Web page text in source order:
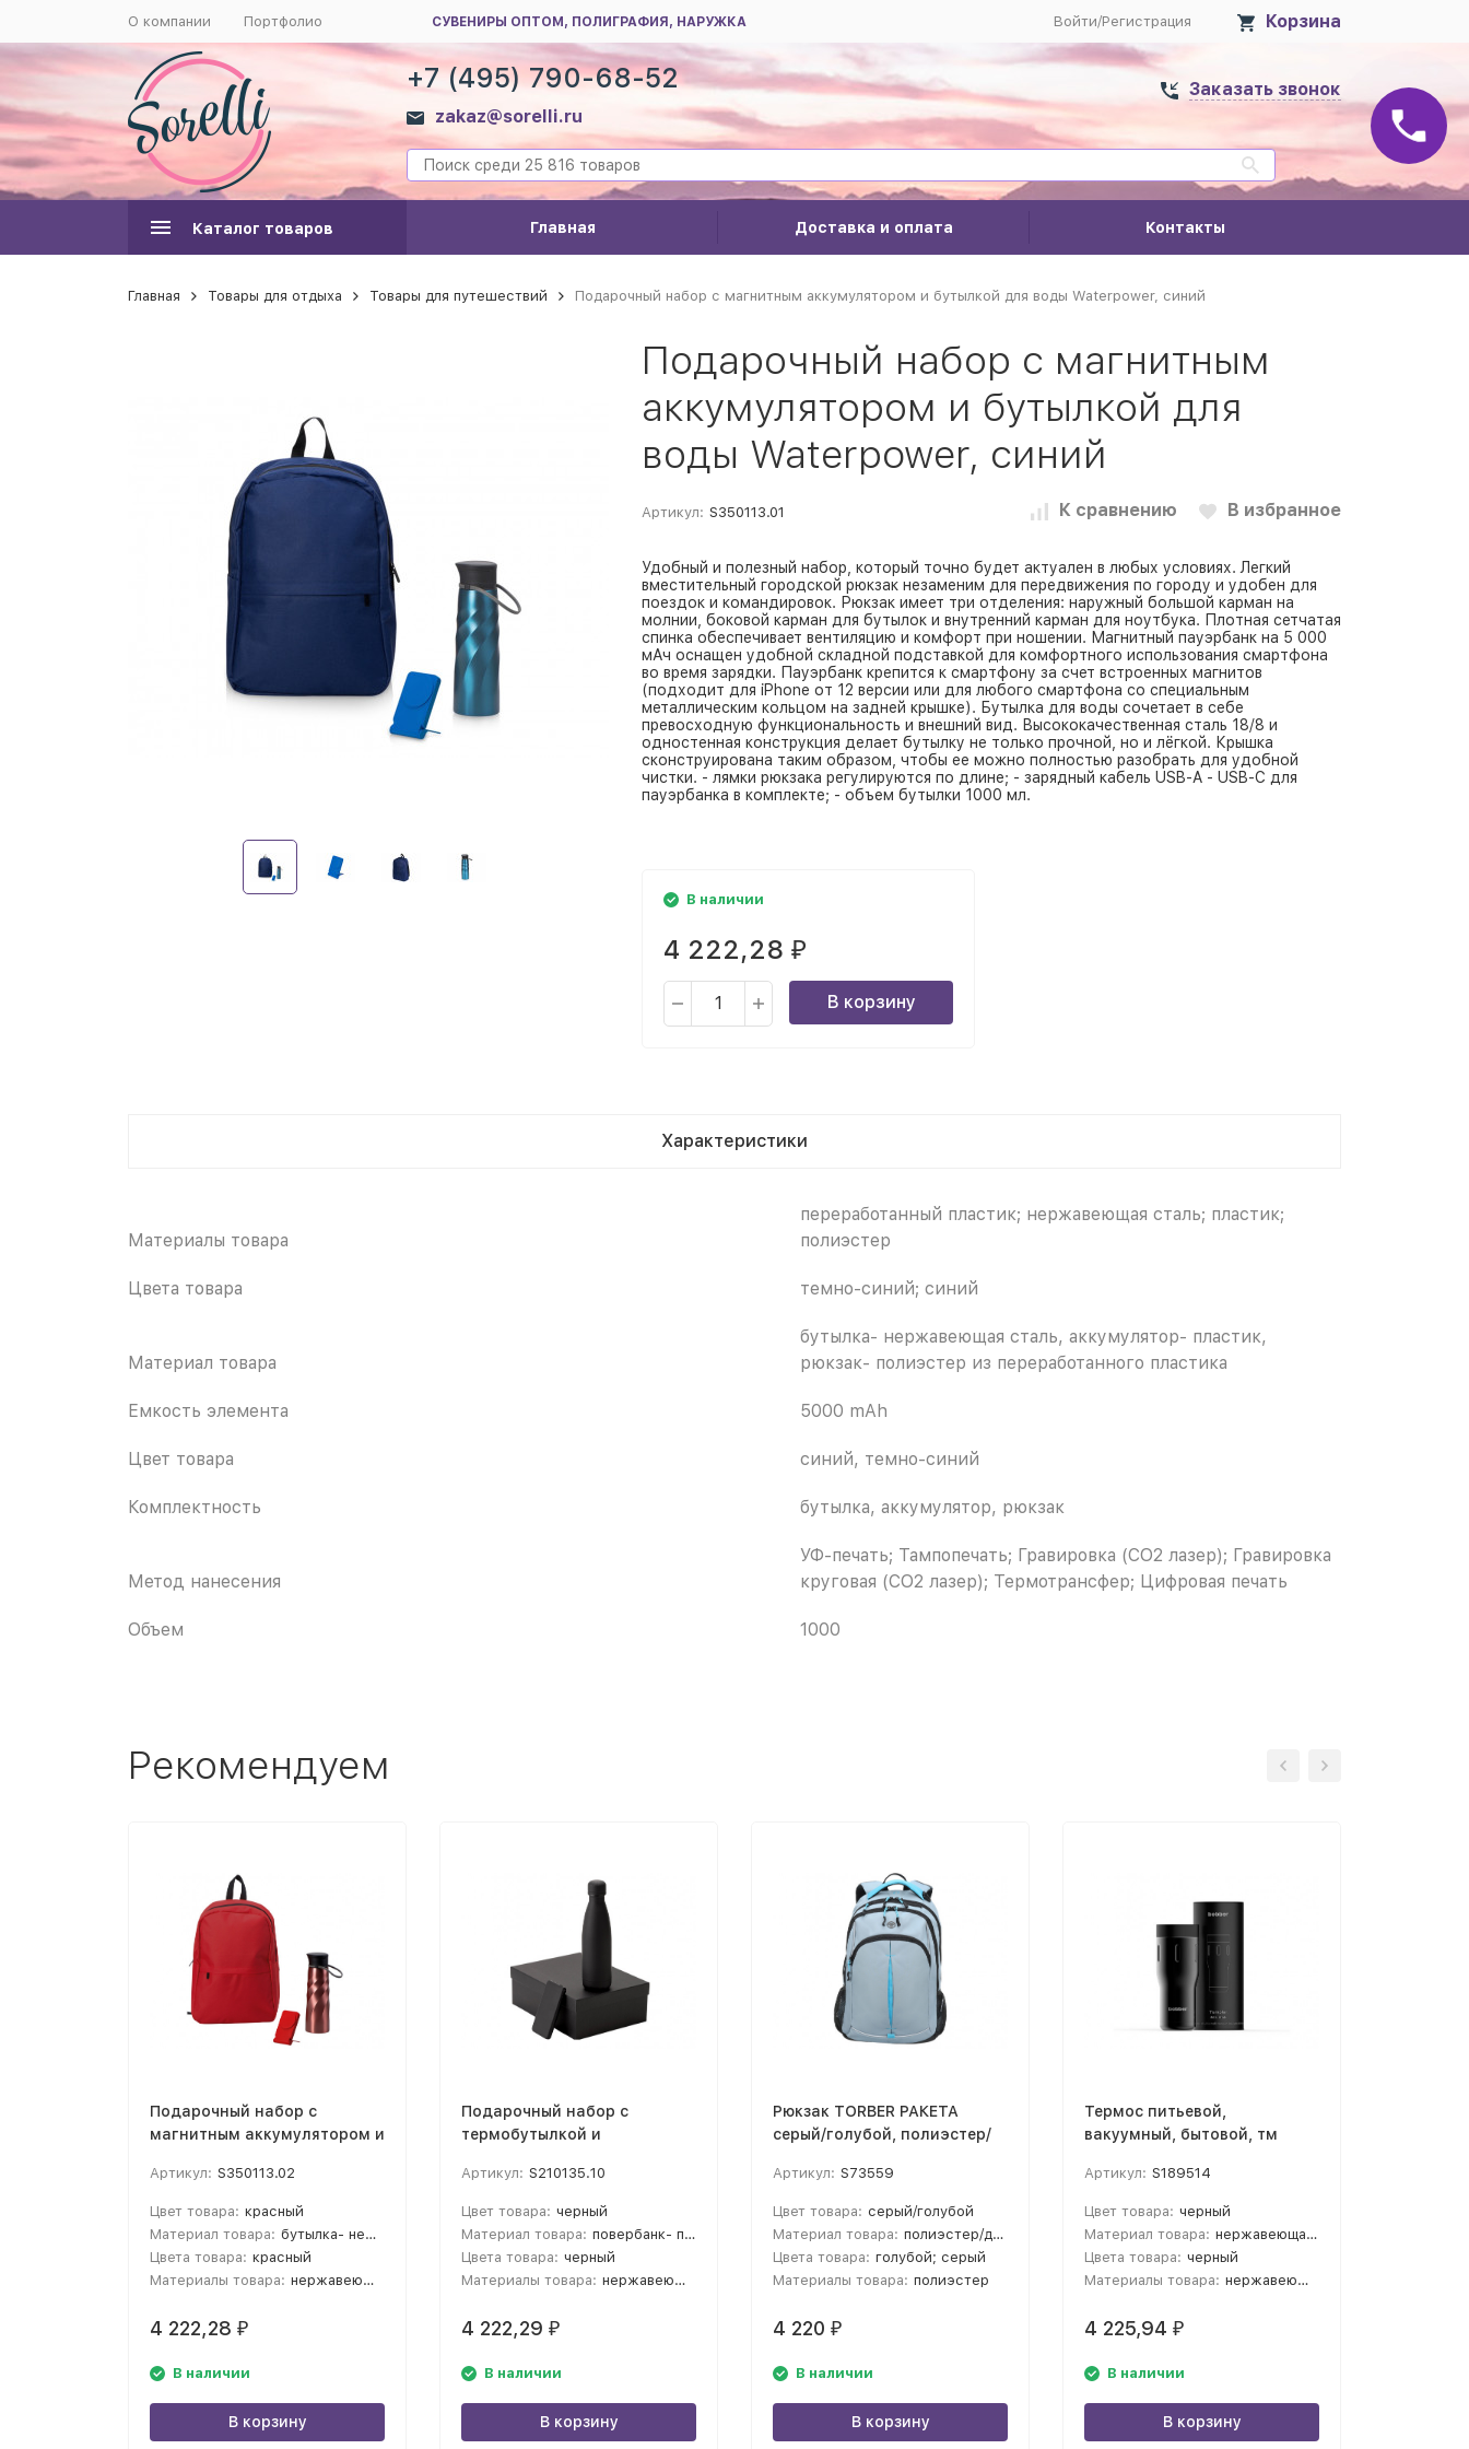
О компании Портфолио СУВЕНИРЫ ОПТОМ, ПОЛИГРАФИЯ, НАРУЖКА Войти/Регистрация Корзина
+7 (495) 790-68-52
zakaz@sorelli.ru
Заказать звонок
Каталог товаров Главная Доставка и оплата Контакты
Главная Товары для отдыха Товары для путешествий Подарочный набор с магнитным аккумулятором и бутылкой для воды Waterpower, синий
Подарочный набор с магнитным
аккумулятором и бутылкой для
воды Waterpower, синий
Артикул: S350113.01 К сравнению В избранное
Удобный и полезный набор, который точно будет актуален в любых условиях. Легкий
вместительный городской рюкзак незаменим для передвижения по городу и удобен для
поездок и командировок. Рюкзак имеет три отделения: наружный большой карман на
молнии, боковой карман для бутылок и внутренний карман для ноутбука. Плотная сетчатая
спинка обеспечивает вентиляцию и комфорт при ношении. Магнитный пауэрбанк на 5 000
мАч оснащен удобной складной подставкой для комфортного использования смартфона
во время зарядки. Пауэрбанк крепится к смартфону за счет встроенных магнитов
(подходит для iPhone от 12 версии или для любого смартфона со специальным
металлическим кольцом на задней крышке). Бутылка для воды сочетает в себе
превосходную функциональность и внешний вид. Высококачественная сталь 18/8 и
одностенная конструкция делает бутылку не только прочной, но и лёгкой. Крышка
сконструирована таким образом, чтобы ее можно полностью разобрать для удобной
чистки. - лямки рюкзака регулируются по длине; - зарядный кабель USB-A - USB-C для
пауэрбанка в комплекте; - объем бутылки 1000 мл.
В наличии
4 222,28 ₽
В корзину
Характеристики
Материалы товара
переработанный пластик; нержавеющая cталь; пластик;
полиэстер
Цвета товара темно-синий; синий
Материал товара
бутылка- нержавеющая cталь, аккумулятор- пластик,
рюкзак- полиэстер из переработанного пластика
Емкость элемента 5000 mAh
Цвет товара синий, темно-синий
Комплектность бутылка, аккумулятор, рюкзак
Метод нанесения
УФ-печать; Тампопечать; Гравировка (CO2 лазер); Гравировка
круговая (CO2 лазер); Термотрансфер; Цифровая печать
Объем 1000
Рекомендуем
Подарочный набор с
магнитным аккумулятором и
Waterpower, красный
Артикул: S350113.02
Цвет товара: красный
Материал товара: бутылка- нержавеющая cталь, аккумулятор- пластик, рюкзак- полиэстер из переработанного пластика
Цвета товара: красный
Материалы товара: нержавеющая cталь; переработанный пластик; полиэстер; пластик
4 222,28 ₽
В наличии
В корзину
Подарочный набор с
термобутылкой и
Артикул: S210135.10
Цвет товара: черный
Материал товара: повербанк- пластик с покрытием софт-тач, термобутылка- нержавеющая cталь с покрытием софт-тач
Цвета товара: черный
Материалы товара: нержавеющая cталь; пластик; soft-touch/софт-тач
4 222,29 ₽
В наличии
В корзину
Рюкзак TORBER РАКЕТА
серый/голубой, полиэстер/
Артикул: S73559
Цвет товара: серый/голубой
Материал товара: полиэстер/добби
Цвета товара: голубой; серый
Материалы товара: полиэстер
4 220 ₽
В наличии
В корзину
Термос питьевой,
вакуумный, бытовой, тм
Артикул Tumbler-470 Black
Coffee
Артикул: S189514
Цвет товара: черный
Материал товара: нержавеющая сталь, пластик
Цвета товара: черный
Материалы товара: нержавеющая cталь
4 225,94 ₽
В наличии
В корзину